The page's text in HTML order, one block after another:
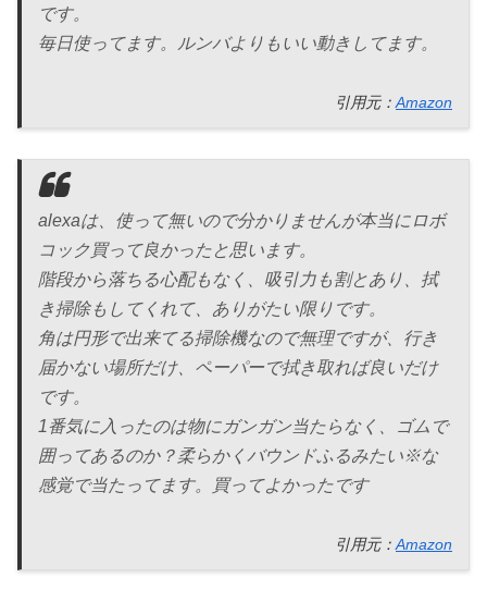
です。
毎日使ってます。ルンバよりもいい動きしてます。
引用元： Amazon
alexaは、使って無いので分かりませんが本当にロボ
コック買って良かったと思います。
階段から落ちる心配もなく、吸引力も割とあり、拭
き掃除もしてくれて、ありがたい限りです。
角は円形で出来てる掃除機なので無理ですが、行き
届かない場所だけ、ペーパーで拭き取れば良いだけ
です。
1番気に入ったのは物にガンガン当たらなく、ゴムで
囲ってあるのか？柔らかくバウンドふるみたい※な
感覚で当たってます。買ってよかったです
引用元：Amazon